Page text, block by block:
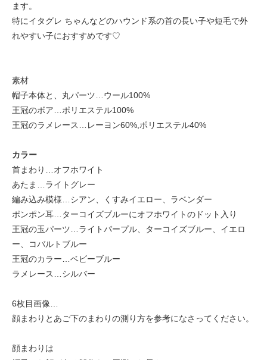
ます。
特にイタグレ ちゃんなどのハウンド系の首の長い子や短毛で外
れやすい子におすすめです♡
素材
帽子本体と、丸パーツ…ウール100%
王冠のボア…ポリエステル100%
王冠のラメレース…レーヨン60%,ポリエステル40%
カラー
首まわり…オフホワイト
あたま…ライトグレー
編み込み模様…シアン、くすみイエロー、ラベンダー
ポンポン耳…ターコイズブルーにオフホワイトのドット入り
王冠の玉パーツ…ライトパープル、ターコイズブルー、イエロ
ー、コバルトブルー
王冠のカラー…ベビーブルー
ラメレース…シルバー
6枚目画像…
顔まわりとあご下のまわりの測り方を参考になさってください。
顔まわりは